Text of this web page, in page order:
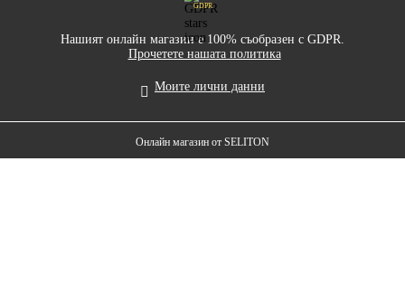
GDPR
Нашият онлайн магазин е 100% съобразен с GDPR.
Прочетете нашата политика
Моите лични данни
Онлайн магазин от SELITON